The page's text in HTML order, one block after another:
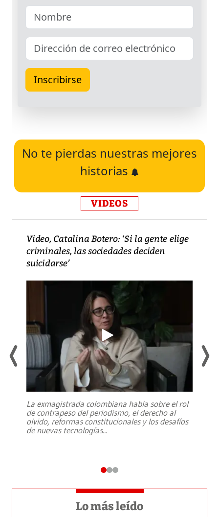
No te pierdas nuestras mejores
historias
VIDEOS
Video, Catalina Botero: ‘Si la gente elige
criminales, las sociedades deciden
suicidarse’
La exmagistrada colombiana habla sobre el rol
de contrapeso del periodismo, el derecho al
olvido, reformas constitucionales y los desafíos
de nuevas tecnologías...
Lo más leído